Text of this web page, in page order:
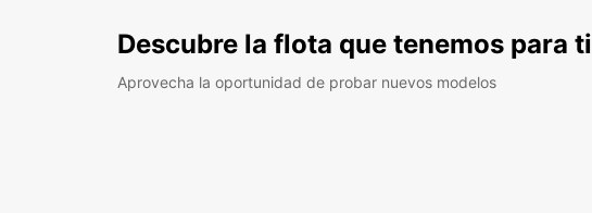
Descubre la flota que tenemos para ti
Aprovecha la oportunidad de probar nuevos modelos